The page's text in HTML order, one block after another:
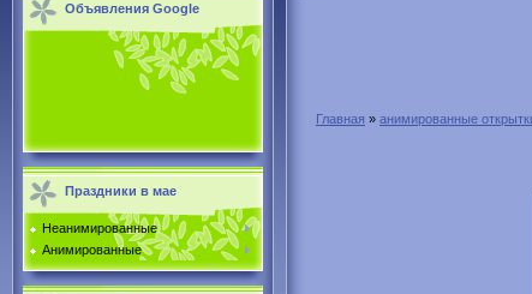
Объявления Google
Праздники в мае
Неанимированные
Анимированные
Главная » анимированные